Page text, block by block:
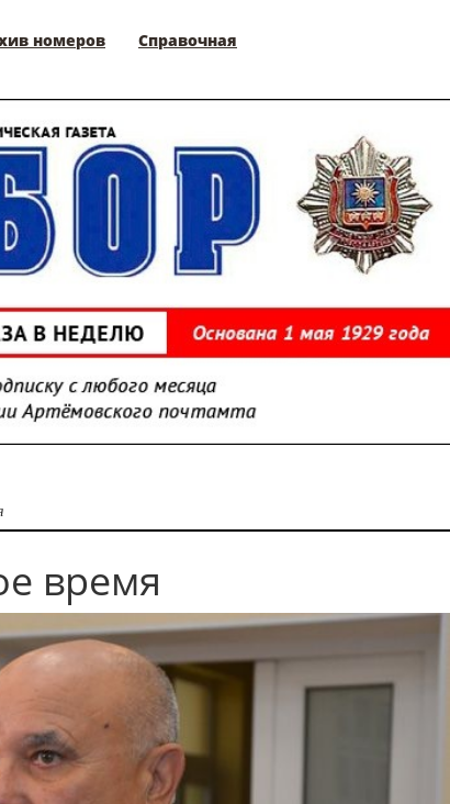
номеров Справочная
время